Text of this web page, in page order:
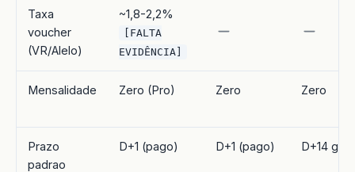
Taxa
voucher
(VR/Alelo)
~1,8-2,2%
[FALTA
EVIDÊNCIA]
Mensalidade Zero (Pro) Zero Zero
Prazo
padrao
D+1 (pago) D+1 (pago) D+14